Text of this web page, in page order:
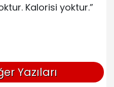
Kalorisi yoktur.”
Yazıları